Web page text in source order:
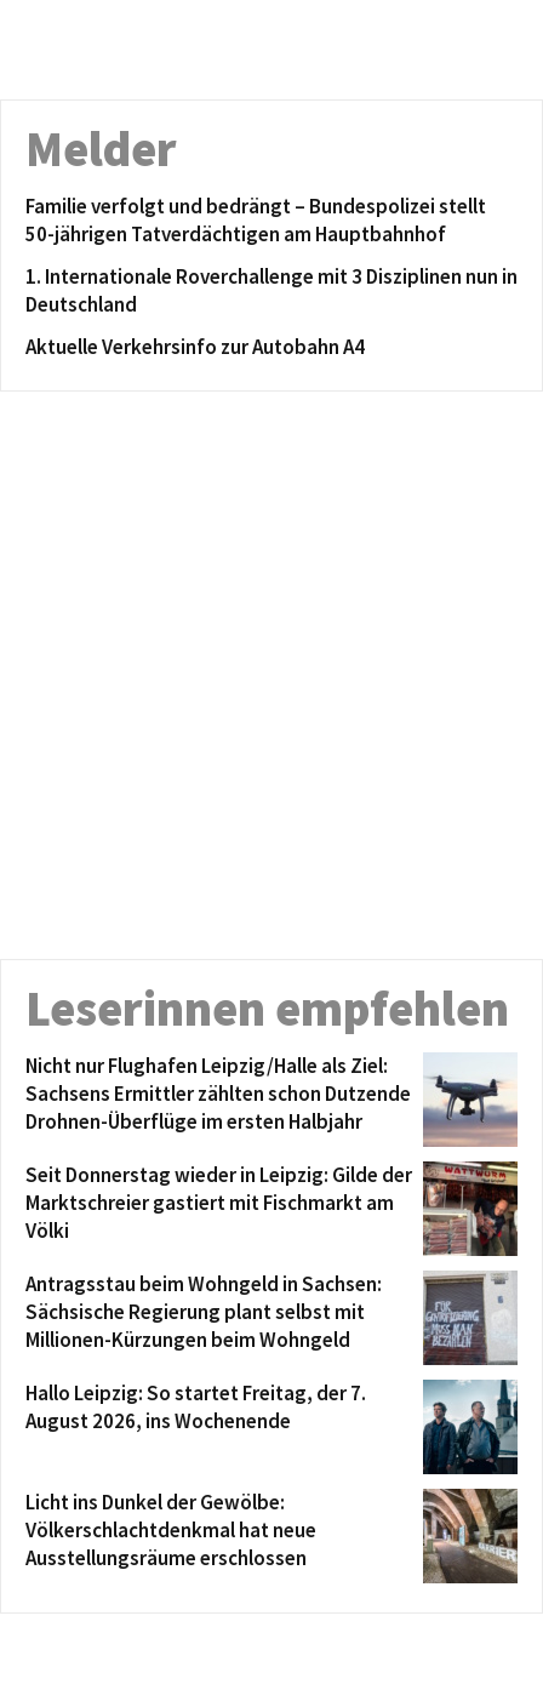
Melder
Familie verfolgt und bedrängt – Bundespolizei stellt
50-jährigen Tatverdächtigen am Hauptbahnhof
1. Internationale Roverchallenge mit 3 Disziplinen nun in
Deutschland
Aktuelle Verkehrsinfo zur Autobahn A4
Leserinnen empfehlen
Nicht nur Flughafen Leipzig/Halle als Ziel:
Sachsens Ermittler zählten schon Dutzende
Drohnen-Überflüge im ersten Halbjahr
Seit Donnerstag wieder in Leipzig: Gilde der
Marktschreier gastiert mit Fischmarkt am
Völki
Antragsstau beim Wohngeld in Sachsen:
Sächsische Regierung plant selbst mit
Millionen-Kürzungen beim Wohngeld
Hallo Leipzig: So startet Freitag, der 7.
August 2026, ins Wochenende
Licht ins Dunkel der Gewölbe:
Völkerschlachtdenkmal hat neue
Ausstellungsräume erschlossen